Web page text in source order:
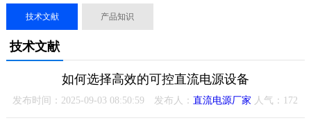
技术文献 产品知识
技术文献
如何选择高效的可控直流电源设备
发布时间：2025-09-03 08:50:59 发布人：直流电源厂家 人气： 172